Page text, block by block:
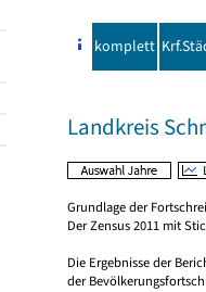
komplett
Landkreis
Grundlage der
Der Zensus 2011 mit
Die Ergebnisse der
der